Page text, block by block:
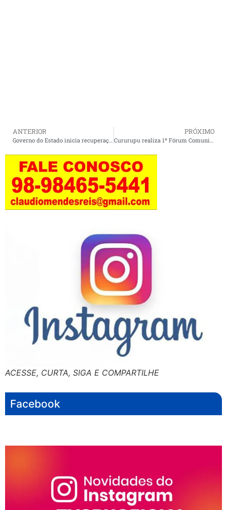
ANTERIOR
Governo do Estado inicia recuperação da Rodovia Governador Antônio Dino (MA-006) em Cururupu.
PRÓXIMO
Cururupu realiza 1º Fórum Comunitário do Selo Unicef Edição 2017–2020 nesta segunda-feira (30).
ACESSE, CURTA, SIGA E COMPARTILHE
Facebook